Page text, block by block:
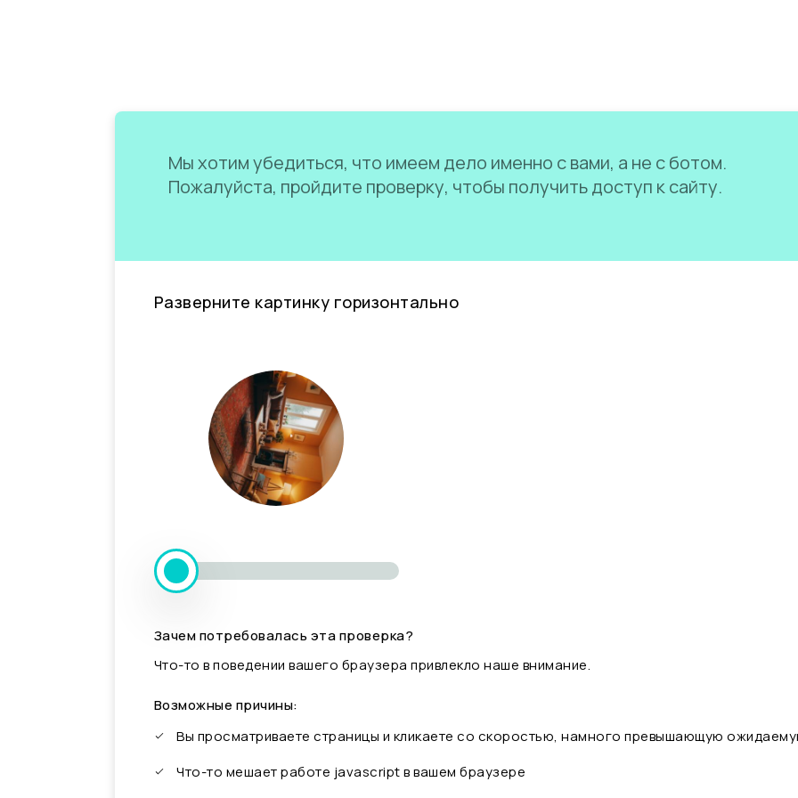
Мы хотим убедиться, что имеем дело именно с вами, а не с ботом.
Пожалуйста, пройдите проверку, чтобы получить доступ к сайту.
Разверните картинку горизонтально
Зачем потребовалась эта проверка?
Что-то в поведении вашего браузера привлекло наше внимание.
Возможные причины:
Вы просматриваете страницы и кликаете со скоростью, намного превышающую
Что-то мешает работе javascript в вашем браузере